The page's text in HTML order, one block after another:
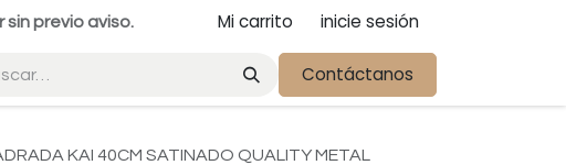
previo aviso. Mi carrito inicie sesión
Contáctanos
KAI 40CM SATINADO QUALITY METAL